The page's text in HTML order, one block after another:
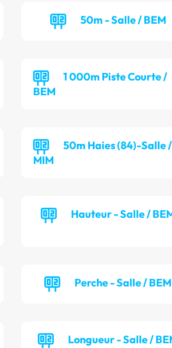
50m - Salle / BEM
1 000m Piste Courte /
BEM
50m Haies (84)-Salle /
MIM
Hauteur - Salle /
Perche - Salle / BEM
Longueur - Salle /